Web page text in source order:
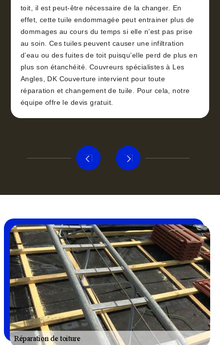
toit, il est peut-être nécessaire de la changer. En
effet, cette tuile endommagée peut entrainer plus de
dommages au cours du temps si elle n’est pas prise
au soin. Ces tuiles peuvent causer une infiltration
d’eau ou des fuites de toit puisqu’elle perd de plus en
plus son étanchéité. Couvreurs spécialistes à Les
Angles, DK Couverture intervient pour toute
réparation et changement de tuile. Pour cela, notre
équipe offre le devis gratuit.